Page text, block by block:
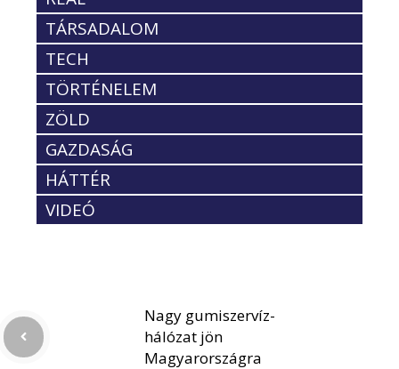
TÁRSADALOM
TECH
TÖRTÉNELEM
ZÖLD
GAZDASÁG
HÁTTÉR
VIDEÓ
Nagy gumiszervíz-
hálózat jön
Magyarországra